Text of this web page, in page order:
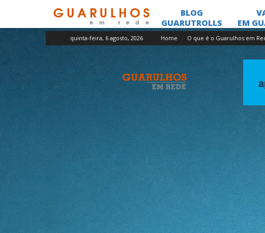
quinta-feira, 6 agosto, 2026 Home O que é o Guarulhos em
Guarulhos
em
Rede